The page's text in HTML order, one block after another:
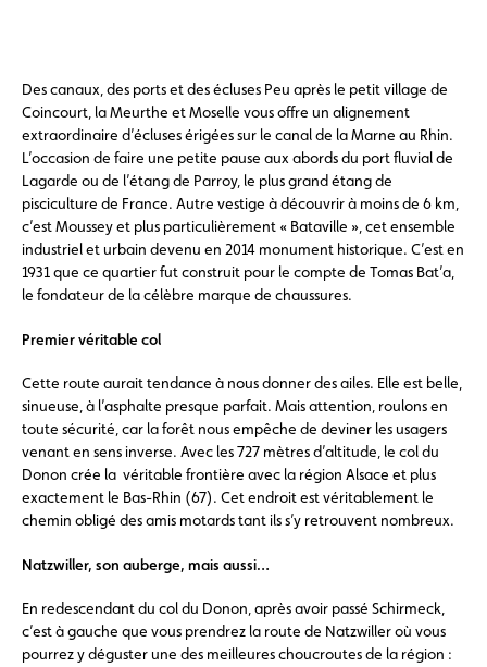
Des canaux, des ports et des écluses Peu après le petit village de
Coincourt, la Meurthe et Moselle vous offre un alignement
extraordinaire d’écluses érigées sur le canal de la Marne au Rhin.
L’occasion de faire une petite pause aux abords du port fluvial de
Lagarde ou de l’étang de Parroy, le plus grand étang de
pisciculture de France. Autre vestige à découvrir à moins de 6 km,
c’est Moussey et plus particulièrement « Bataville », cet ensemble
industriel et urbain devenu en 2014 monument historique. C’est en
1931 que ce quartier fut construit pour le compte de Tomas Bat’a,
le fondateur de la célèbre marque de chaussures.
Premier véritable col
Cette route aurait tendance à nous donner des ailes. Elle est belle,
sinueuse, à l’asphalte presque parfait. Mais attention, roulons en
toute sécurité, car la forêt nous empêche de deviner les usagers
venant en sens inverse. Avec les 727 mètres d’altitude, le col du
Donon crée la véritable frontière avec la région Alsace et plus
exactement le Bas-Rhin (67). Cet endroit est véritablement le
chemin obligé des amis motards tant ils s’y retrouvent nombreux.
Natzwiller, son auberge, mais aussi…
En redescendant du col du Donon, après avoir passé Schirmeck,
c’est à gauche que vous prendrez la route de Natzwiller où vous
pourrez y déguster une des meilleures choucroutes de la région :